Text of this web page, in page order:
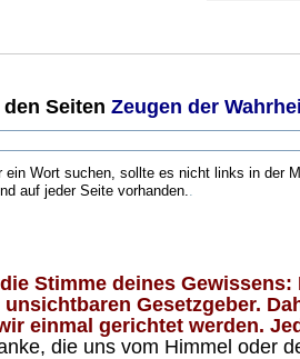
den SeitenZeugen der
ein Wort suchen, sollte es nicht links in der
auf jeder Seite vorhanden..
Stimme deines
unsichtbaren Gesetzgeber.
einmal gerichtet werden.
die uns vom Himmel oder